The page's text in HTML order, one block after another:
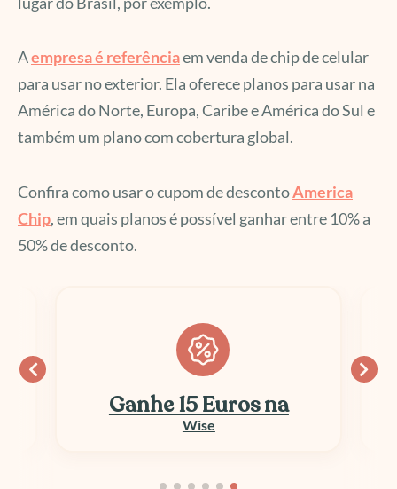
Aempresa é referênciaem venda de chip de celular
para usar no exterior. Ela oferece planos para usar na
América do Norte, Europa, Caribe e América do Sul e
também um plano com cobertura global.
Confira como usar o cupom de descontoAmerica
Chip, em quais planos é possível ganhar entre 10% a
50% de desconto.
Ganhe 15 Euros na
Wise